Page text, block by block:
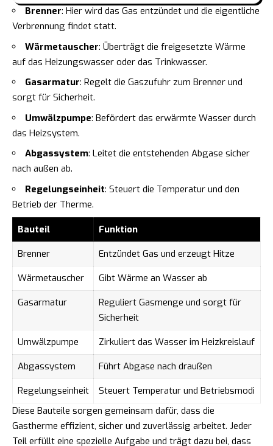
Brenner: Hier wird das Gas entzündet und die eigentliche
Verbrennung findet statt.
Wärmetauscher: Überträgt die freigesetzte Wärme
auf das Heizungswasser oder das Trinkwasser.
Gasarmatur: Regelt die Gaszufuhr zum Brenner und
sorgt für Sicherheit.
Umwälzpumpe: Befördert das erwärmte Wasser durch
das Heizsystem.
Abgassystem: Leitet die entstehenden Abgase sicher
nach außen ab.
Regelungseinheit: Steuert die Temperatur und den
Betrieb der Therme.
Bauteil
Funktion
Brenner
Entzündet Gas und erzeugt Hitze
Wärmetauscher
Gibt Wärme an Wasser ab
Gasarmatur
Reguliert Gasmenge und sorgt für
Sicherheit
Umwälzpumpe
Zirkuliert das Wasser im Heizkreislauf
Abgassystem
Führt Abgase nach draußen
Regelungseinheit
Steuert Temperatur und Betriebsmodi
Diese Bauteile sorgen gemeinsam dafür, dass die
Gastherme effizient, sicher und zuverlässig arbeitet. Jeder
Teil erfüllt eine spezielle Aufgabe und trägt dazu bei, dass